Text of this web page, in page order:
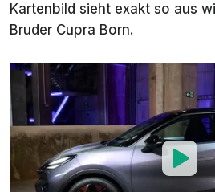
Kartenbild sieht exakt so aus
Bruder Cupra Born.